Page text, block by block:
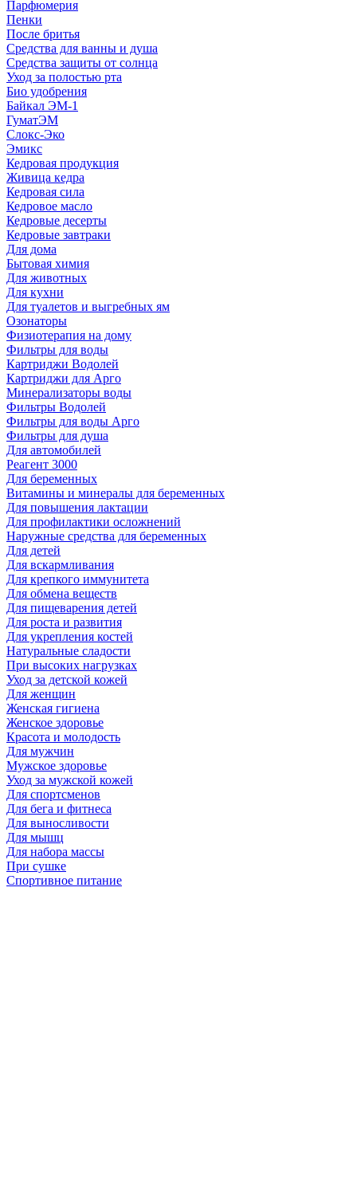
Парфюмерия
Пенки
После бритья
Средства для ванны и душа
Средства защиты от солнца
Уход за полостью рта
Био удобрения
Байкал ЭМ-1
ГуматЭМ
Слокс-Эко
Эмикс
Кедровая продукция
Живица кедра
Кедровая сила
Кедровое масло
Кедровые десерты
Кедровые завтраки
Для дома
Бытовая химия
Для животных
Для кухни
Для туалетов и выгребных ям
Озонаторы
Физиотерапия на дому
Фильтры для воды
Картриджи Водолей
Картриджи для Арго
Минерализаторы воды
Фильтры Водолей
Фильтры для воды Арго
Фильтры для душа
Для автомобилей
Реагент 3000
Для беременных
Витамины и минералы для беременных
Для повышения лактации
Для профилактики осложнений
Наружные средства для беременных
Для детей
Для вскармливания
Для крепкого иммунитета
Для обмена веществ
Для пищеварения детей
Для роста и развития
Для укрепления костей
Натуральные сладости
При высоких нагрузках
Уход за детской кожей
Для женщин
Женская гигиена
Женское здоровье
Красота и молодость
Для мужчин
Мужское здоровье
Уход за мужской кожей
Для спортсменов
Для бега и фитнеса
Для выносливости
Для мышц
Для набора массы
При сушке
Спортивное питание